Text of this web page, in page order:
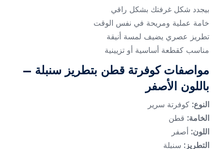
بيجدد شكل غرفتك بشكل راقي
خامة عملية ومريحة في نفس الوقت
تطريز عصري يضيف لمسة أنيقة
مناسب كقطعة أساسية أو تزيينية
مواصفات كوفرتة قطن بتطريز سنبلة –
باللون الأصفر
النوع: كوفرتة سرير
الخامة: قطن
اللون: أصفر
التطريز: سنبلة